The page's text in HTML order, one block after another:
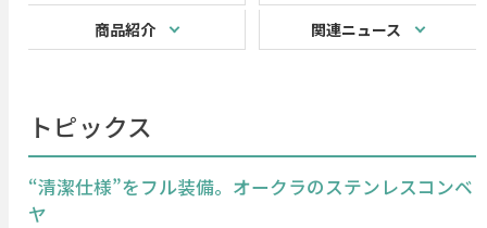
商品紹介 関連ニュース
トピックス
“清潔仕様”をフル装備。オークラのステンレスコンベ
ヤ